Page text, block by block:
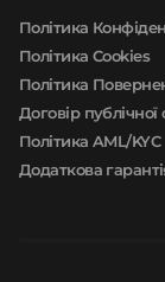
Політика
Політика Cookies
Політика
Договір
Політика AML/KYC
Додаткова